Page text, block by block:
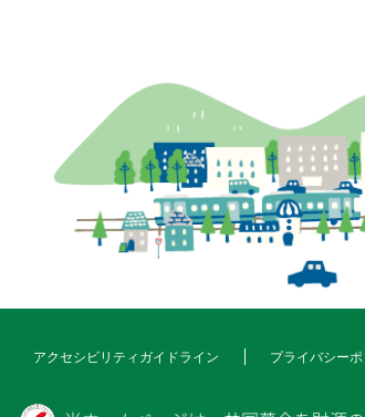
アクセシビリティガイドライン プライバシー